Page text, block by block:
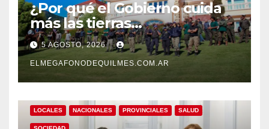
¿Por qué el Gobierno cuida
más las tierras
extranjerizadas que el
patrimonio de todos los
argentinos?
5 AGOSTO, 2026
ELMEGAFONODEQUILMES.COM.AR
LOCALES NACIONALES PROVINCIALES SALUD